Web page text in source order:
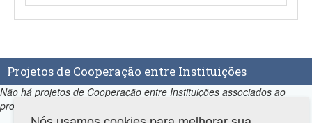
Projetos de Cooperação entre Instituições
Não há projetos de Cooperação entre Instituições associados ao
programa.